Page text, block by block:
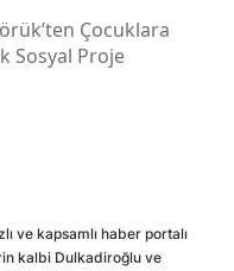
Çocuklara
Sosyal Proje
ve kapsamlı haber portalı
kalbi Dulkadiroğlu ve